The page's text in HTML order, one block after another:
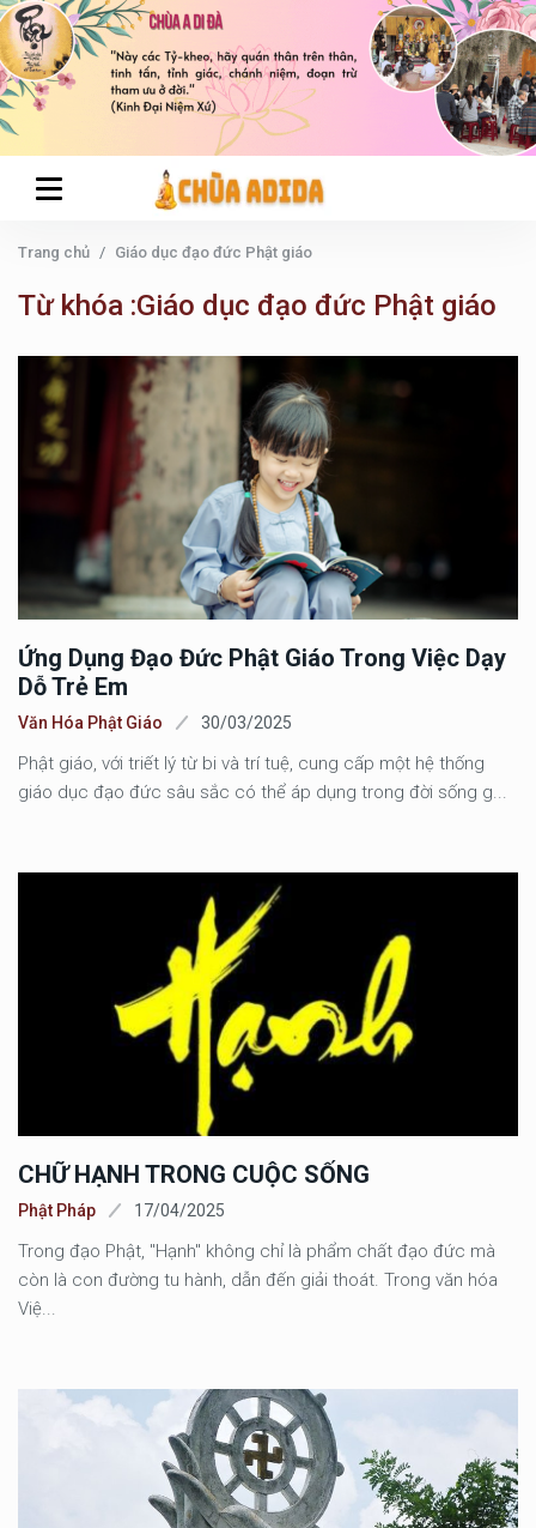
Trang chủ Giáo dục đạo đức Phật giáo
Từ khóa :Giáo dục đạo đức Phật giáo
Ứng Dụng Đạo Đức Phật Giáo Trong Việc Dạy
Dỗ Trẻ Em
Văn Hóa Phật Giáo 30/03/2025
Phật giáo, với triết lý từ bi và trí tuệ, cung cấp một hệ thống
giáo dục đạo đức sâu sắc có thể áp dụng trong đời sống g...
CHỮ HẠNH TRONG CUỘC SỐNG
Phật Pháp 17/04/2025
Trong đạo Phật, "Hạnh" không chỉ là phẩm chất đạo đức mà
còn là con đường tu hành, dẫn đến giải thoát. Trong văn hóa
Việ...